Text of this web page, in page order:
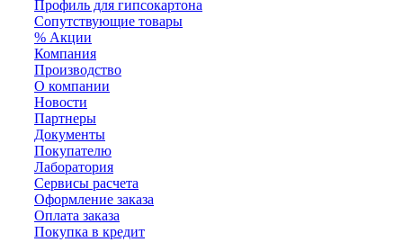
Профиль для гипсокартона
Сопутствующие товары
% Акции
Компания
Производство
О компании
Новости
Партнеры
Документы
Покупателю
Лаборатория
Сервисы расчета
Оформление заказа
Оплата заказа
Покупка в кредит